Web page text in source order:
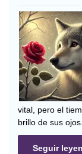
vital, pero el
brillo de sus
Seguir